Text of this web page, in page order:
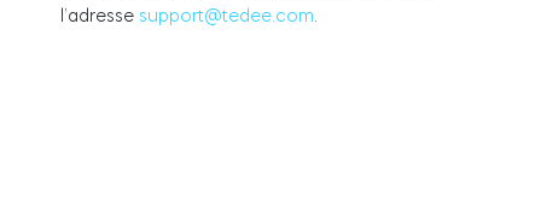
l’adresse support@tedee com